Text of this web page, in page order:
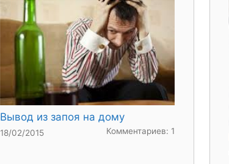
Вывод из запоя на дому
18/02/2015 Комментариев: 1